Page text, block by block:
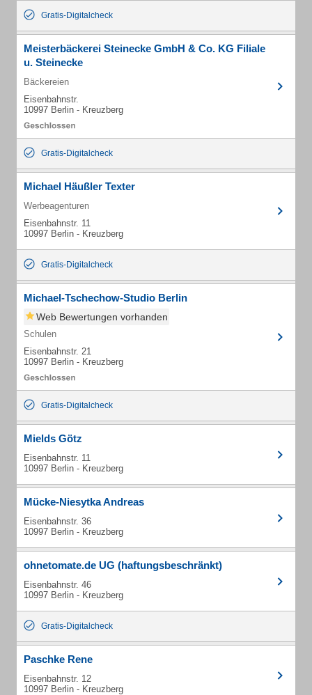
Gratis-Digitalcheck
Meisterbäckerei Steinecke GmbH & Co. KG Filiale
u. Steinecke
Bäckereien
Eisenbahnstr.
10997 Berlin - Kreuzberg
Gratis-Digitalcheck
Michael Häußler Texter
Werbeagenturen
Eisenbahnstr. 11
10997 Berlin - Kreuzberg
Gratis-Digitalcheck
Michael-Tschechow-Studio Berlin
Web Bewertungen vorhanden
Schulen
Eisenbahnstr. 21
10997 Berlin - Kreuzberg
Gratis-Digitalcheck
Mields Götz
Eisenbahnstr. 11
10997 Berlin - Kreuzberg
Mücke-Niesytka Andreas
Eisenbahnstr. 36
10997 Berlin - Kreuzberg
ohnetomate.de UG (haftungsbeschränkt)
Eisenbahnstr. 46
10997 Berlin - Kreuzberg
Gratis-Digitalcheck
Paschke Rene
Eisenbahnstr. 12
10997 Berlin - Kreuzberg